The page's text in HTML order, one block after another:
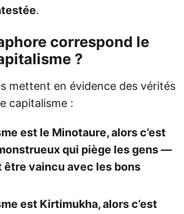
.
correspond le
?
mettent en évidence des vérités
capitalisme :
est le Minotaure, alors c’est
qui piège les gens —
être vaincu avec les bons
est Kirtimukha, alors c’est